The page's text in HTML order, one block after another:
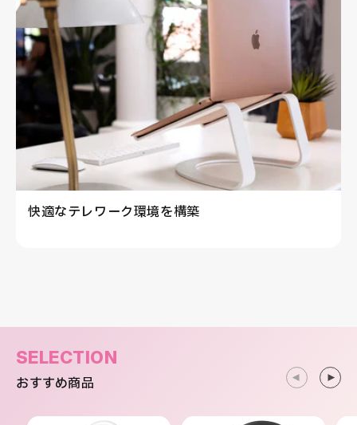
快適なテレワーク環境を構築
SELECTION
おすすめ商品